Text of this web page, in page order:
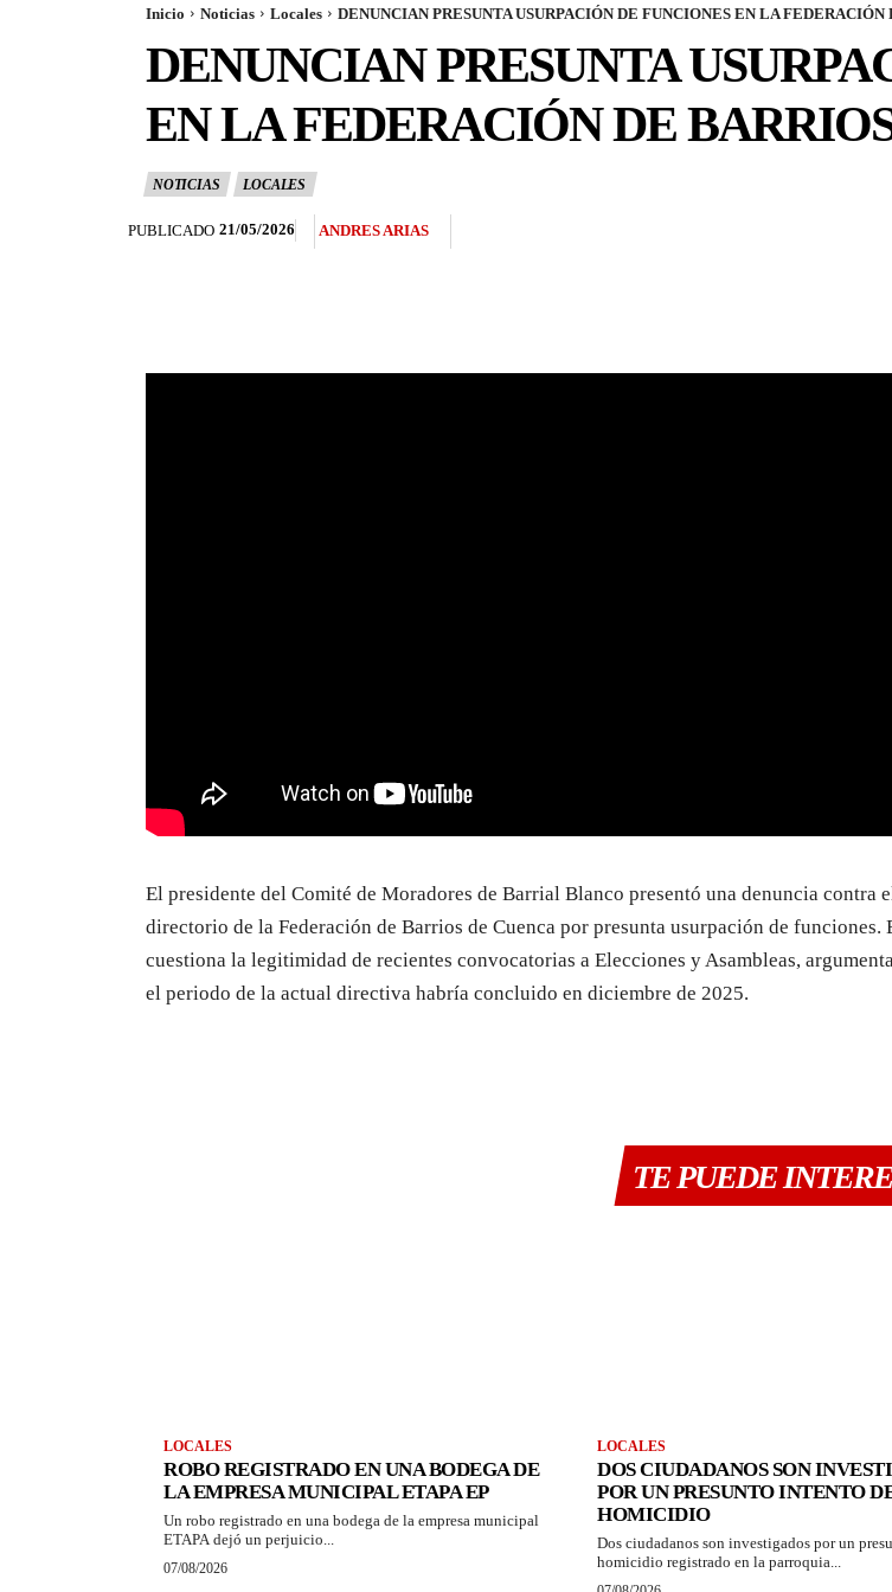
Inicio Noticias Locales DENUNCIAN PRESUNTA USURPACIÓN DE FUNCIONES EN LA
DENUNCIAN PRESUNTA
EN LA FEDERACIÓN DE
NOTICIAS LOCALES
PUBLICADO 21/05/2026 ANDRES ARIAS
El presidente del Comité de Moradores de Barrial Blanco presentó una denuncia contra
directorio de la Federación de Barrios de Cuenca por presunta usurpación de funciones.
cuestiona la legitimidad de recientes convocatorias a Elecciones y Asambleas,
el periodo de la actual directiva habría concluido en diciembre de 2025.
TE PUEDE
LOCALES
ROBO REGISTRADO EN UNA BODEGA DE
LA EMPRESA MUNICIPAL ETAPA EP
Un robo registrado en una bodega de la empresa municipal
ETAPA dejó un perjuicio...
07/08/2026
LOCALES
DOS CIUDADANOS SON
POR UN PRESUNTO INTENTO
HOMICIDIO
Dos ciudadanos son investigados por un
homicidio registrado en la parroquia...